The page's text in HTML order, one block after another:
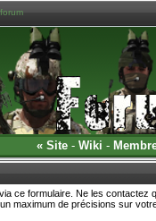
« Site - Wiki -
ce formulaire. Ne les
maximum de précisions sur